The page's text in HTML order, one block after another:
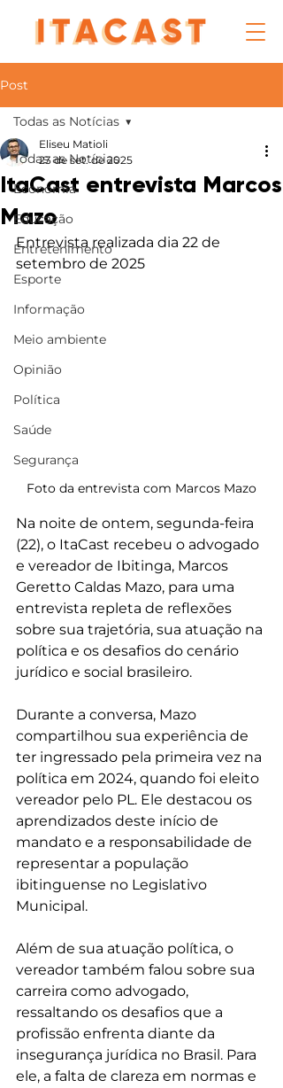
Post
Todas as Notícias
Economia
Educação
Entretenimento
Esporte
Informação
Meio ambiente
Opinião
Política
Saúde
Segurança
Todas as Notícias
ItaCast entrevista Marcos
Mazo
Eliseu Matioli
23 de set. de 2025
Entrevista realizada dia 22 de
setembro de 2025
Foto da entrevista com Marcos Mazo
Na noite de ontem, segunda-feira
(22), o ItaCast recebeu o advogado
e vereador de Ibitinga, Marcos
Geretto Caldas Mazo, para uma
entrevista repleta de reflexões
sobre sua trajetória, sua atuação na
política e os desafios do cenário
jurídico e social brasileiro.
Durante a conversa, Mazo
compartilhou sua experiência de
ter ingressado pela primeira vez na
política em 2024, quando foi eleito
vereador pelo PL. Ele destacou os
aprendizados deste início de
mandato e a responsabilidade de
representar a população
ibitinguense no Legislativo
Municipal.
Além de sua atuação política, o
vereador também falou sobre sua
carreira como advogado,
ressaltando os desafios que a
profissão enfrenta diante da
insegurança jurídica no Brasil. Para
ele, a falta de clareza em normas e